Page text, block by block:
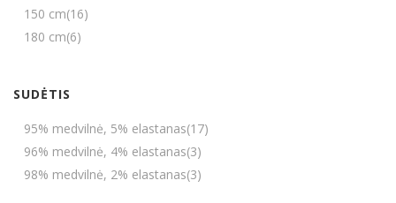
150 cm(16)
180 cm(6)
SUDĖTIS
95% medvilnė, 5% elastanas(17)
96% medvilnė, 4% elastanas(3)
98% medvilnė, 2% elastanas(3)